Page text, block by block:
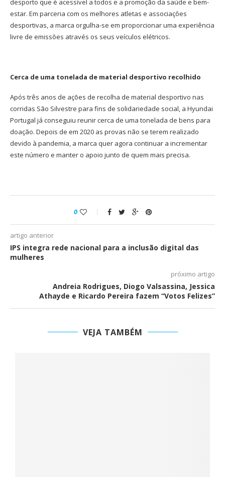
desporto que é acessível a todos e a promoção da saúde e bem-
estar. Em parceria com os melhores atletas e associações
desportivas, a marca orgulha-se em proporcionar uma experiência
livre de emissões através os seus veículos elétricos.
Cerca de uma tonelada de material desportivo recolhido
Após três anos de ações de recolha de material desportivo nas
corridas São Silvestre para fins de solidariedade social, a Hyundai
Portugal já conseguiu reunir cerca de uma tonelada de bens para
doação. Depois de em 2020 as provas não se terem realizado
devido à pandemia, a marca quer agora continuar a incrementar
este número e manter o apoio junto de quem mais precisa.
0
artigo anterior
IPS integra rede nacional para a inclusão digital das
mulheres
próximo artigo
Andreia Rodrigues, Diogo Valsassina, Jessica
Athayde e Ricardo Pereira fazem “Votos Felizes”
VEJA TAMBÉM